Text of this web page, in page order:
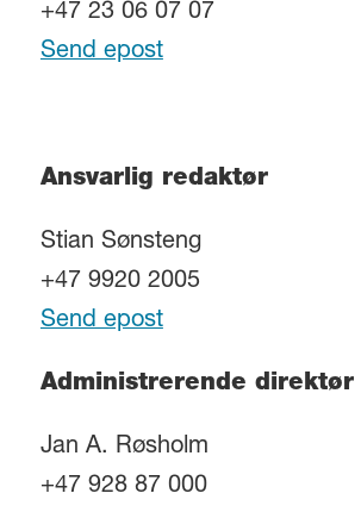
+47 23 06 07 07
Send epost
Ansvarlig redaktør
Stian Sønsteng
+47 9920 2005
Send epost
Administrerende direktør
Jan A. Røsholm
+47 928 87 000